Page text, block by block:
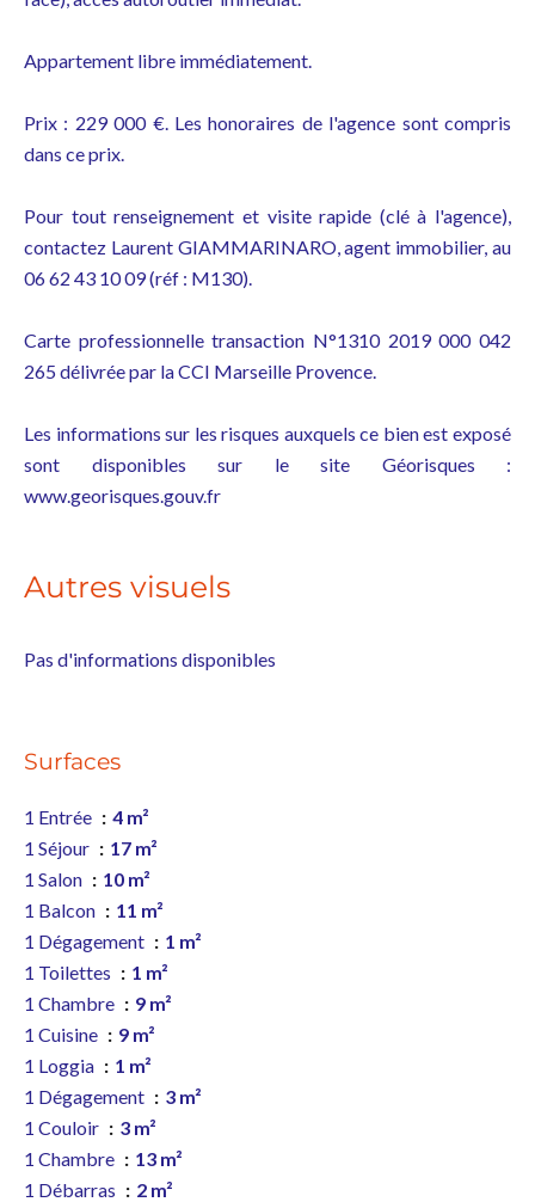
Appartement libre immédiatement.
Prix : 229 000 €. Les honoraires de l'agence sont compris
dans ce prix.
Pour tout renseignement et visite rapide (clé à l'agence),
contactez Laurent GIAMMARINARO, agent immobilier, au
06 62 43 10 09 (réf : M130).
Carte professionnelle transaction N°1310 2019 000 042
265 délivrée par la CCI Marseille Provence.
Les informations sur les risques auxquels ce bien est exposé
sont disponibles sur le site Géorisques :
www.georisques.gouv.fr
Autres visuels
Pas d'informations disponibles
Surfaces
1 Entrée
4 m²
1 Séjour
17 m²
1 Salon
10 m²
1 Balcon
11 m²
1 Dégagement
1 m²
1 Toilettes
1 m²
1 Chambre
9 m²
1 Cuisine
9 m²
1 Loggia
1 m²
1 Dégagement
3 m²
1 Couloir
3 m²
1 Chambre
13 m²
1 Débarras
2 m²